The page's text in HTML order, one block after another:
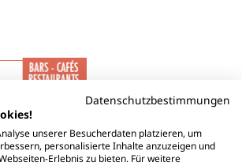
Datenschutzbestimmungen
unserer Besucherdaten platzieren, um
personalisierte Inhalte anzuzeigen und
Erlebnis zu bieten. Für weitere